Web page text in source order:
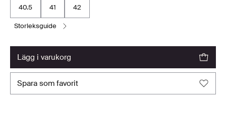
40.5 41 42
storleksguide
lägg i varukorg
spara som favorit